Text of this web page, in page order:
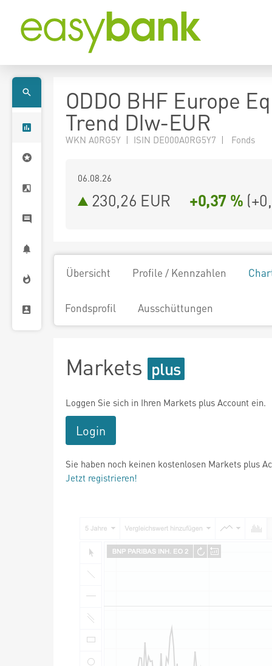
ODDO BHF Europe
Trend DIw-EUR
WKN A0RG5Y | ISIN DE000A0RG5Y7 | Fonds
06.08.26
230,26 EUR +0,37 % (
Übersicht Profile / Kennzahlen
Fondsprofil Ausschüttungen
Markets
Loggen Sie sich in Ihren Markets plus Account ein.
Login
Sie haben noch keinen kostenlosen Markets plus
Jetzt registrieren!